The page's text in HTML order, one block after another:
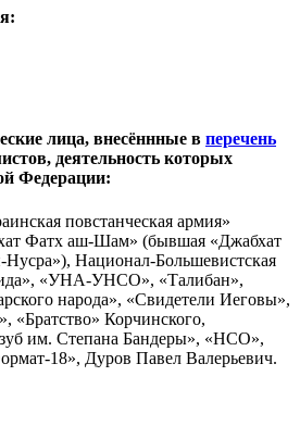
лица, внесённные в перечень
деятельность которых
Федерации:
повстанческая армия»
Фатх аш-Шам» (бывшая «Джабхат
Национал-Большевистская
«УНА-УНСО», «Талибан»,
народа», «Свидетели Иеговы»,
Корчинского,
им. Степана Бандеры», «НСО»,
18», Дуров Павел Валерьевич.